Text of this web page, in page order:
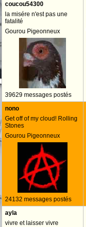
coucou54300
la misére n'est pas une
fatalité
Gourou Pigeonneux
39629 messages postés
nono
Get off of my cloud! Rolling
Stones
Gourou Pigeonneux
24132 messages postés
ayla
vivre et laisser vivre